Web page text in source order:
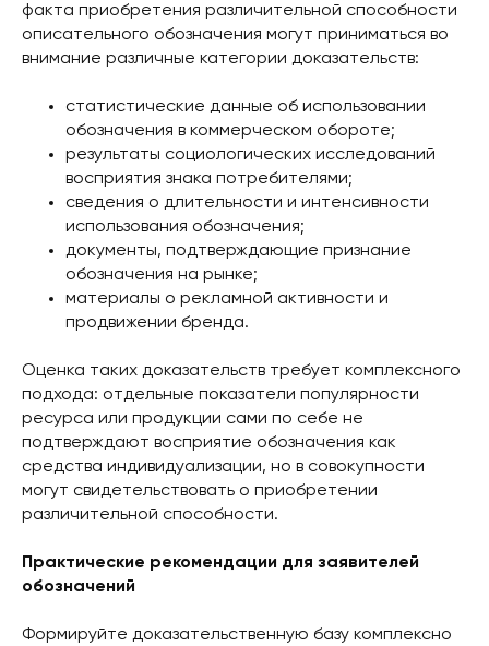
факта приобретения различительной способности
описательного обозначения могут приниматься во
внимание различные категории доказательств:
статистические данные об использовании
обозначения в коммерческом обороте;
результаты социологических исследований
восприятия знака потребителями;
сведения о длительности и интенсивности
использования обозначения;
документы, подтверждающие признание
обозначения на рынке;
материалы о рекламной активности и
продвижении бренда.
Оценка таких доказательств требует комплексного
подхода: отдельные показатели популярности
ресурса или продукции сами по себе не
подтверждают восприятие обозначения как
средства индивидуализации, но в совокупности
могут свидетельствовать о приобретении
различительной способности.
Практические рекомендации для заявителей
обозначений
Формируйте доказательственную базу комплексно